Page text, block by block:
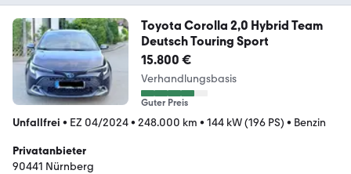
Toyota Corolla 2,0 Hybrid Team
Deutsch Touring Sport
15.800 €
Verhandlungsbasis
Guter Preis
Unfallfrei • EZ 04/2024• 248.000 km • 144 kW (196 PS) • Benzin
Privatanbieter
90441 Nürnberg